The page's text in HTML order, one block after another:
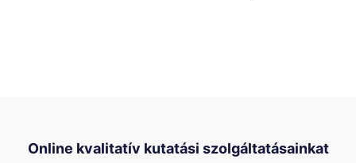
Online kvalitatív kutatási szolgáltatásainkat